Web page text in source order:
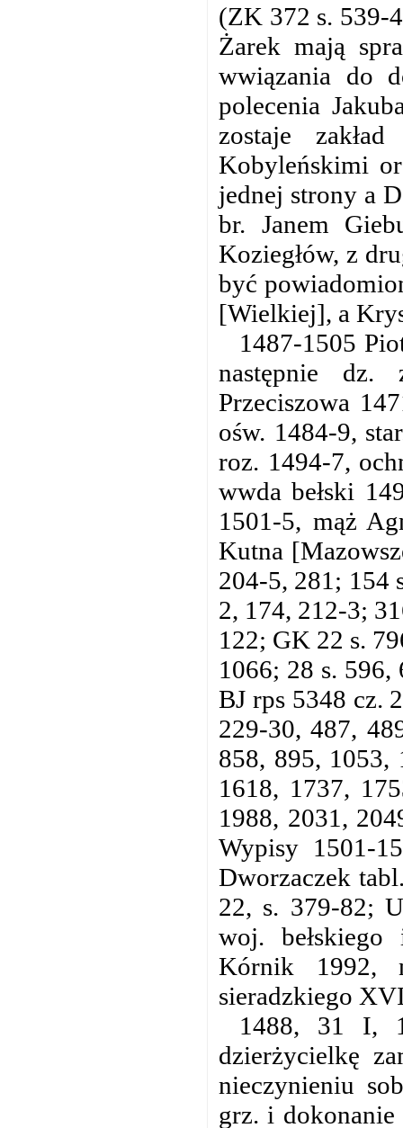
(ZK 372 s. 539-
Żarek mają
wwiązania do
polecenia
zostaje
Kobyleńskimi
jednej strony a
br. Janem
Koziegłów, z
być
[Wielkiej], a
1487-1505
następnie
Przeciszowa
ośw. 1484-9,
roz. 1494-7,
wwda bełski
1501-5, mąż
Kutna
204-5, 281; 154
2, 174, 212-3;
122; GK 22 s.
1066; 28 s.
BJ rps 5348 cz.
229-30, 487,
858, 895, 1053,
1618, 1737,
1988, 2031,
Wypisy 1501-
Dworzaczek
22, s. 379-82;
woj.
Kórnik 1992,
sieradzkiego
1488, 31 I,
dzierżycielkę
nieczynieniu
grz. i dokonanie